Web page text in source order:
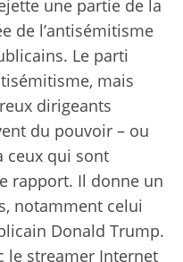
une partie de la
de l’antisémitisme
Le parti
mais
dirigeants
du pouvoir – ou
ceux qui sont
rapport. Il donne un
notamment celui
Donald Trump.
le streamer Internet